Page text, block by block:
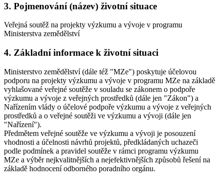
3. Pojmenování (název) životní situace
Veřejná soutěž na projekty výzkumu a vývoje v programu
Ministerstva zemědělství
4. Základní informace k životní situaci
Ministerstvo zemědělství (dále též "MZe") poskytuje účelovou
podporu na projekty výzkumu a vývoje v programu MZe na základě
vyhlašované veřejné soutěže v souladu se zákonem o podpoře
výzkumu a vývoje z veřejných prostředků (dále jen "Zákon") a
Nařízením vlády o účelové podpoře výzkumu a vývoje z veřejných
prostředků a o veřejné soutěži ve výzkumu a vývoji (dále jen
"Nařízení").
Předmětem veřejné soutěže ve výzkumu a vývoji je posouzení
vhodnosti a účelnosti návrhů projektů, předkládaných uchazeči
podle podmínek a pravidel soutěže v rámci programu výzkumu
MZe a výběr nejkvalitnějších a nejefektivnějších způsobů řešení na
základě hodnocení odborného poradního orgánu.